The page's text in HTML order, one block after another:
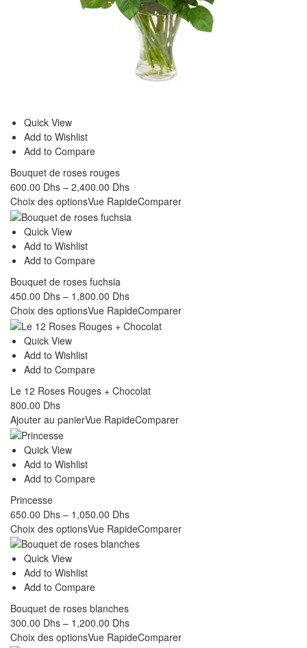
Quick View
Add to Wishlist
Add to Compare
Bouquet de roses rouges
600.00 Dhs – 2,400.00 Dhs
Choix des optionsVue RapideComparer
Quick View
Add to Wishlist
Add to Compare
Bouquet de roses fuchsia
450.00 Dhs – 1,800.00 Dhs
Choix des optionsVue RapideComparer
Quick View
Add to Wishlist
Add to Compare
Le 12 Roses Rouges + Chocolat
800.00 Dhs
Ajouter au panierVue RapideComparer
Quick View
Add to Wishlist
Add to Compare
Princesse
650.00 Dhs – 1,050.00 Dhs
Choix des optionsVue RapideComparer
Quick View
Add to Wishlist
Add to Compare
Bouquet de roses blanches
300.00 Dhs – 1,200.00 Dhs
Choix des optionsVue RapideComparer